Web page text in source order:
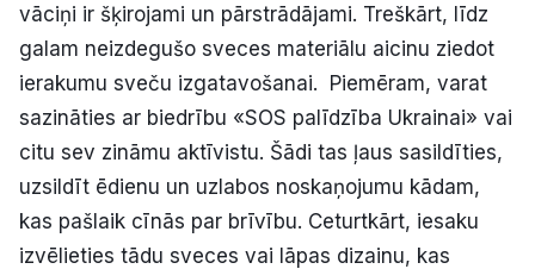
vāciņi ir šķirojami un pārstrādājami. Treškārt, līdz
galam neizdegušo sveces materiālu aicinu ziedot
ierakumu sveču izgatavošanai. Piemēram, varat
sazināties ar biedrību «SOS palīdzība Ukrainai» vai
citu sev zināmu aktīvistu. Šādi tas ļaus sasildīties,
uzsildīt ēdienu un uzlabos noskaņojumu kādam,
kas pašlaik cīnās par brīvību. Ceturtkārt, iesaku
izvēlieties tādu sveces vai lāpas dizainu, kas